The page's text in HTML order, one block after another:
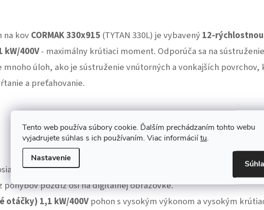
Tento web používa súbory cookie. Ďalším prechádzaním tohto webu
vyjadrujete súhlas s ich používaním. Viac informáciítu.
Nastavenie
na kovCORMAK 330x915 (TYTAN 330L) je vybavený12-
kW/400V- maximálny krútiaci moment. Odporúča sa na
úloh, ako je sústruženie vnútorných a vonkajších
a preťahovanie.
pozdĺžneho a priečneho pohybu saní. Spracovaný
pohybov pozdĺž osi na digitálnej obrazovke.
otáčky) 1,1 kW/400Vpohon s vysokým výkonom a vysokým